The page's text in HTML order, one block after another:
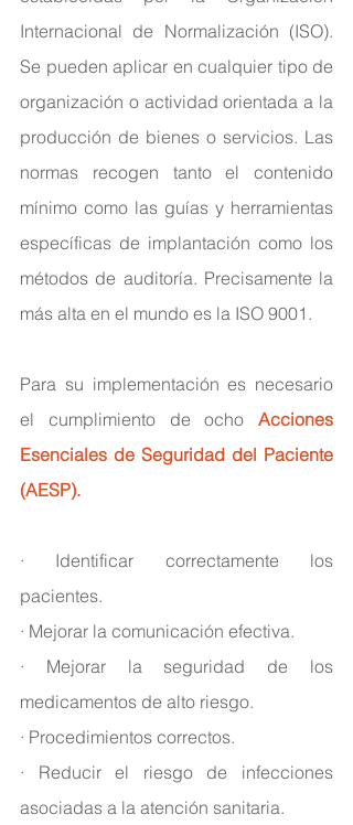
Internacional de Normalización (ISO).
Se pueden aplicar en cualquier tipo de
organización o actividad orientada a la
producción de bienes o servicios. Las
normas recogen tanto el contenido
mínimo como las guías y herramientas
específicas de implantación como los
métodos de auditoría. Precisamente la
más alta en el mundo es la ISO 9001.
Para su implementación es necesario
el cumplimiento de ocho Acciones
Esenciales de Seguridad del Paciente
(AESP).
· Identificar correctamente los
pacientes.
· Mejorar la comunicación efectiva.
· Mejorar la seguridad de los
medicamentos de alto riesgo.
· Procedimientos correctos.
· Reducir el riesgo de infecciones
asociadas a la atención sanitaria.